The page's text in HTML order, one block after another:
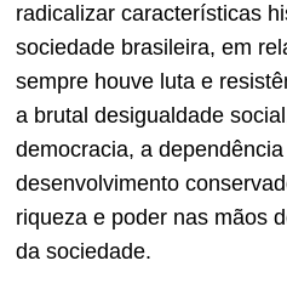
radicalizar características
sociedade brasileira, em
sempre houve luta e
a brutal desigualdade
democracia, a
desenvolvimento
riqueza e poder nas mãos
da sociedade.